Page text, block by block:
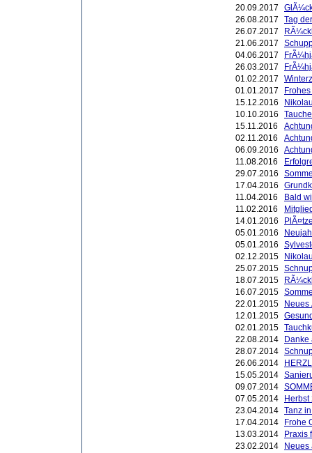
20.09.2017
26.08.2017
Tag
26.07.2017
21.06.2017
04.06.2017
26.03.2017
01.02.2017
01.01.2017
15.12.2016
10.10.2016
15.11.2016
02.11.2016
06.09.2016
11.08.2016
29.07.2016
17.04.2016
11.04.2016
Bald
11.02.2016
14.01.2016
05.01.2016
05.01.2016
02.12.2015
25.07.2015
18.07.2015
16.07.2015
22.01.2015
12.01.2015
02.01.2015
22.08.2014
Danke
28.07.2014
26.06.2014
15.05.2014
09.07.2014
07.05.2014
23.04.2014 Tanz
17.04.2014
Frohe
13.03.2014
Praxis
23.02.2014
Neues